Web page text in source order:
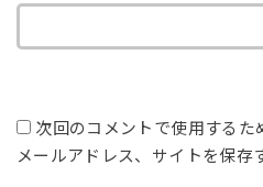
次回のコメントで使用するた
メールアドレス、サイトを保存